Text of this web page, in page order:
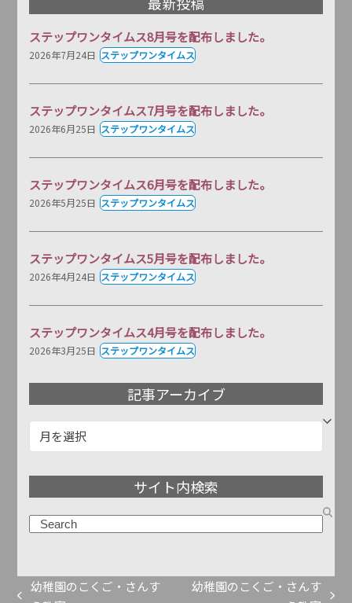
ステップワンタイムス8月号を配布しました。
2026年7月24日 ステップワンタイムス
ステップワンタイムス7月号を配布しました。
2026年6月25日 ステップワンタイムス
ステップワンタイムス6月号を配布しました。
2026年5月25日 ステップワンタイムス
ステップワンタイムス5月号を配布しました。
2026年4月24日 ステップワンタイムス
ステップワンタイムス4月号を配布しました。
2026年3月25日 ステップワンタイムス
記事アーカイブ
事
サイト内検索
幼稚園のこくご・さんす
幼稚園のこくご・さんす